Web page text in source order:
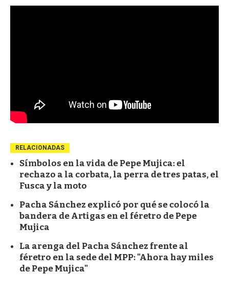
RELACIONADAS
Símbolos en la vida de Pepe Mujica: el
rechazo a la corbata, la perra de tres patas, el
Fusca y la moto
Pacha Sánchez explicó por qué se colocó la
bandera de Artigas en el féretro de Pepe
Mujica
La arenga del Pacha Sánchez frente al
féretro en la sede del MPP: "Ahora hay miles
de Pepe Mujica"